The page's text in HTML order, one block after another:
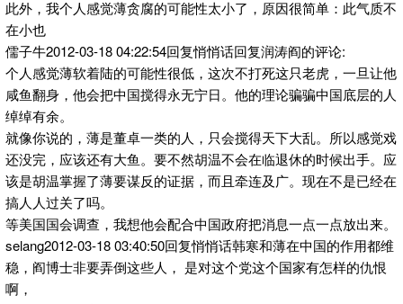
此外，我个人感觉薄贪腐的可能性太小了，原因很简单：此气质不
在小也
儒子牛2012-03-18 04:22:54回复悄悄话回复润涛阎的评论:
个人感觉薄软着陆的可能性很低，这次不打死这只老虎，一旦让他
咸鱼翻身，他会把中国搅得永无宁日。他的理论骗骗中国底层的人
绰绰有余。
就像你说的，薄是董卓一类的人，只会搅得天下大乱。所以感觉戏
还没完，应该还有大鱼。要不然胡温不会在临退休的时候出手。应
该是胡温掌握了薄要谋反的证据，而且牵连及广。现在不是已经在
搞人人过关了吗。
等美国国会调查，我想他会配合中国政府把消息一点一点放出来。
selang2012-03-18 03:40:50回复悄悄话韩寒和薄在中国的作用都维
稳，阎博士非要弄倒这些人， 是对这个党这个国家有怎样的仇恨
啊，